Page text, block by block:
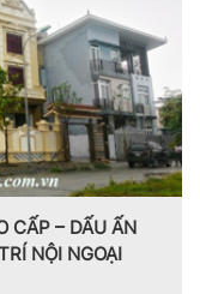
CẤP – DẤU ẤN
NỘI NGOẠI